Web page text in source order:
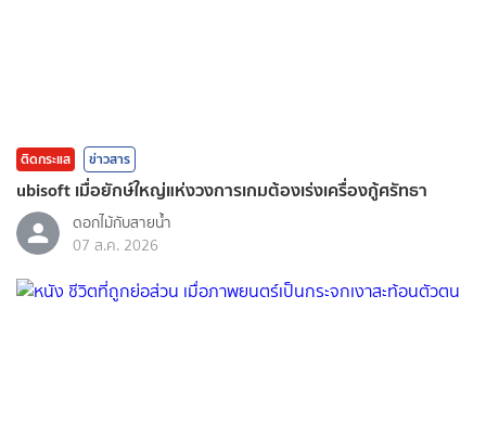
ติดกระแส ข่าวสาร
ubisoft เมื่อยักษ์ใหญ่แห่งวงการเกมต้องเร่งเครื่องกู้ศรัทธา
ดอกไม้กับสายน้ำ
07 ส.ค. 2026